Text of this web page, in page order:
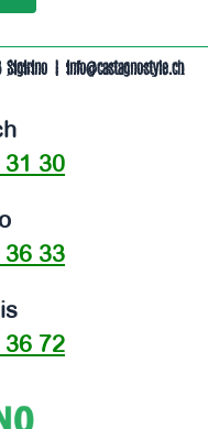
| info@castagnostyle.ch
31 30
36 33
36 72